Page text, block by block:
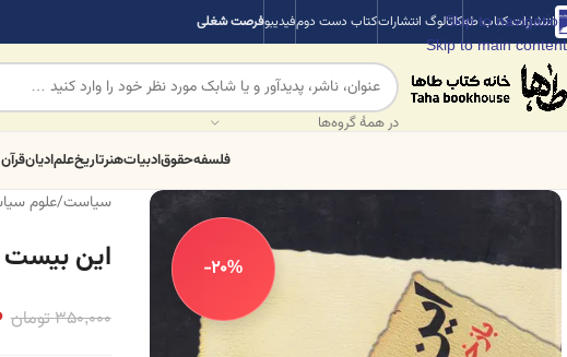
Skip to navigation
Skip to main content
انتشارات کتاب طهکاتالوگ انتشاراتکتاب دست دومفیدیبوفرصت شغلی
در همهٔ گروه‌ها
فلسفهحقوقادبیاتهنرتاریخعلمادیان
-20%
سیاست/علوم
این
350,000تومان